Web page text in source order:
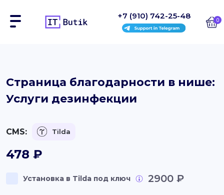
Интернет-магазины
+7 (910) 742-25-48 0
Страница благодарности в нише:
Услуги дезинфекции
CMS: Tilda
478 ₽
Установка в Tilda под ключ 2900 ₽